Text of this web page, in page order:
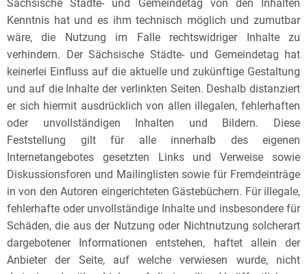
Sächsische Städte- und Gemeindetag von den Inhalten
Kenntnis hat und es ihm technisch möglich und zumutbar
wäre, die Nutzung im Falle rechtswidriger Inhalte zu
verhindern. Der Sächsische Städte- und Gemeindetag hat
keinerlei Einfluss auf die aktuelle und zukünftige Gestaltung
und auf die Inhalte der verlinkten Seiten. Deshalb distanziert
er sich hiermit ausdrücklich von allen illegalen, fehlerhaften
oder unvollständigen Inhalten und Bildern. Diese
Feststellung gilt für alle innerhalb des eigenen
Internetangebotes gesetzten Links und Verweise sowie
Diskussionsforen und Mailinglisten sowie für Fremdeinträge
in von den Autoren eingerichteten Gästebüchern. Für illegale,
fehlerhafte oder unvollständige Inhalte und insbesondere für
Schäden, die aus der Nutzung oder Nichtnutzung solcherart
dargebotener Informationen entstehen, haftet allein der
Anbieter der Seite, auf welche verwiesen wurde, nicht